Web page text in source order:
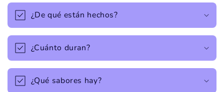
¿De qué están hechos?
¿Cuánto duran?
¿Qué sabores hay?